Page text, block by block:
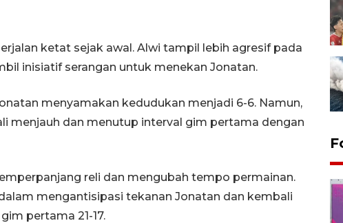
ketat sejak awal. Alwi tampil lebih agresif pada
inisiatif serangan untuk menekan Jonatan.
menyamakan kedudukan menjadi 6-6. Namun,
menjauh dan menutup interval gim pertama dengan
reli dan mengubah tempo permainan.
mengantisipasi tekanan Jonatan dan kembali
pertama 21-17.